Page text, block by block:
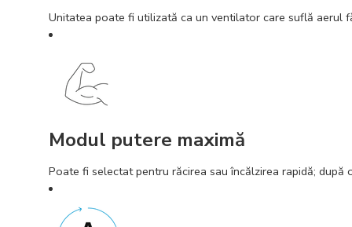
Unitatea poate fi utilizată ca un ventilator care suflă aerul
Modul putere maximă
Poate fi selectat pentru răcirea sau încălzirea rapidă;